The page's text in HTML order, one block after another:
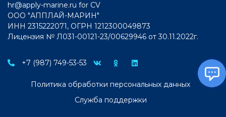
hr@apply-marine.ru for CV
ООО "АППЛАЙ-МАРИН"
ИНН 2315222071, ОГРН 1212300049873
Лицензия № Л031-00121-23/00629946 от 30.11.2022г.
+7 (987) 749-53-53
Политика обработки персональных данных
Служба поддержки